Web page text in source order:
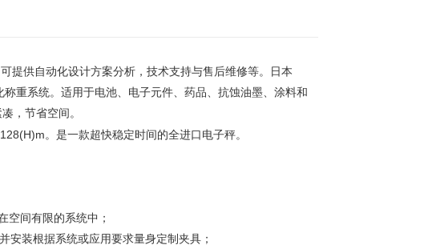
提供自动化设计方案分析，技术支持与售后维修等。日本
重系统。适用于电池、电子元件、药品、抗蚀油墨、涂料和
，节省空间。
。是一款超快稳定时间的全进口电子秤。
空间有限的系统中；
安装根据系统或应用要求量身定制夹具；